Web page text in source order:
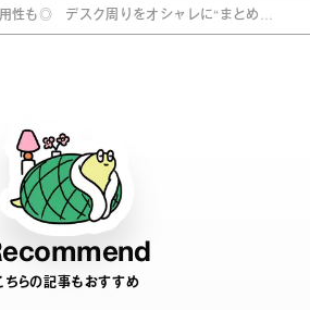
性も◎ デスク周りをオシャレに“まとめ
ちらの記事もおすすめ